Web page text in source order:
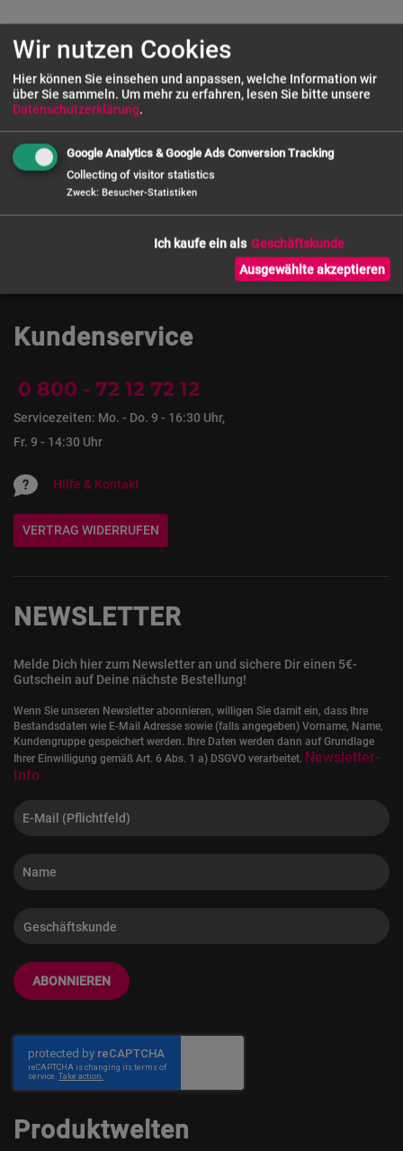
Alle Preise zzgl. MwSt. und inkl.Versandkostennach Deutschland
(bei Bestellwert über € 50,- netto)
WEEE-Reg. Nr.: DE 54128073
Kundenservice
0 800 - 72 12 72 12
Servicezeiten: Mo. - Do. 9 - 16:30 Uhr,
Fr. 9 - 14:30 Uhr
Hilfe & Kontakt
VERTRAG WIDERRUFEN
NEWSLETTER
Melde Dich hier zum Newsletter an und sichere Dir einen 5€-
Gutschein auf Deine nächste Bestellung!
Wenn Sie unseren Newsletter abonnieren, willigen Sie damit ein, dass Ihre
Bestandsdaten wie E-Mail Adresse sowie (falls angegeben) Vorname, Name,
Kundengruppe gespeichert werden. Ihre Daten werden dann auf Grundlage
Ihrer Einwilligung gemäß Art. 6 Abs. 1 a) DSGVO verarbeitet. Newsletter-
Info
ABONNIEREN
Produktwelten
Wir nutzen Cookies
Hier können Sie einsehen und anpassen, welche Information wir
über Sie sammeln. Um mehr zu erfahren, lesen Sie bitte unsere
Datenschutzerklärung.
Google Analytics & Google Ads Conversion Tracking
Collecting of visitor statistics
Zweck: Besucher-Statistiken
Ich kaufe ein als
Ausgewählte akzeptieren